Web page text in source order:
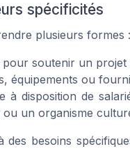
spécificités
plusieurs formes :
pour soutenir un projet
équipements ou
à disposition de
ou un organisme
besoins